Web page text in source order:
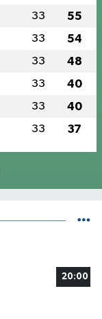
33 55
33 54
33 48
33 40
33 40
33 37
20:00